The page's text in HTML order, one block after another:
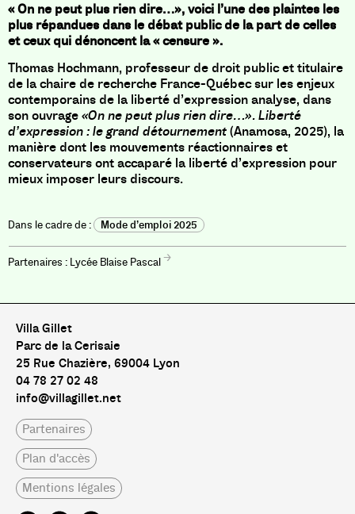
« On ne peut plus rien dire…», voici l’une des plaintes les
plus répandues dans le débat public de la part de celles
et ceux qui dénoncent la « censure ».
Thomas Hochmann, professeur de droit public et titulaire
de la chaire de recherche France-Québec sur les enjeux
contemporains de la liberté d’expression analyse, dans
son ouvrage«On ne peut plus rien dire…». Liberté
d’expression : le grand détournement(Anamosa, 2025), la
manière dont les mouvements réactionnaires et
conservateurs ont accaparé la liberté d’expression pour
mieux imposer leurs discours.
Mode d’emploi 2025
Lycée Blaise Pascal
Villa Gillet
Parc de la Cerisaie
25 Rue Chazière, 69004 Lyon
04 78 27 02 48
info@villagillet.net
Partenaires
Plan d'accès
Mentions légales